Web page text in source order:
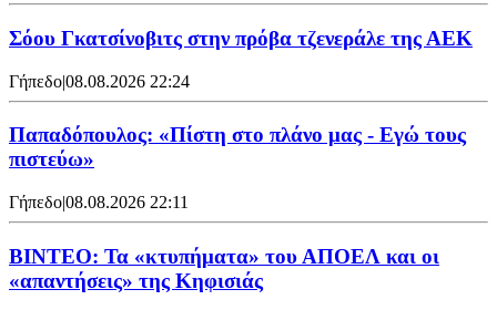
Σόου Γκατσίνοβιτς στην πρόβα τζενεράλε της ΑΕΚ
Γήπεδο|08.08.2026 22:24
Παπαδόπουλος: «Πίστη στο πλάνο μας - Εγώ τους
πιστεύω»
Γήπεδο|08.08.2026 22:11
ΒΙΝΤΕΟ: Τα «κτυπήματα» του ΑΠΟΕΛ και οι
«απαντήσεις» της Κηφισιάς